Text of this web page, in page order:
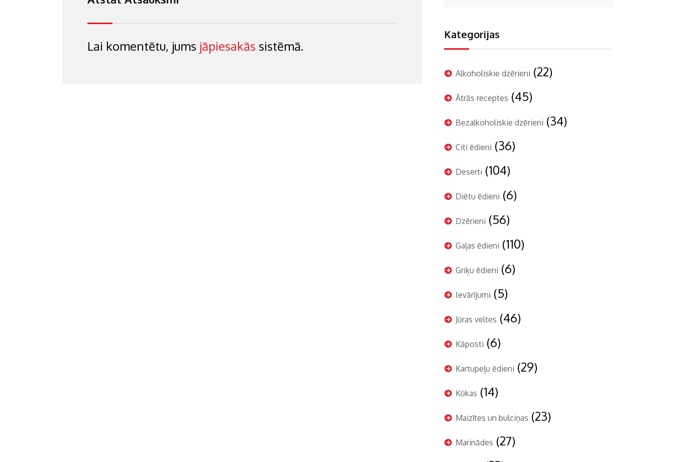
Lai komentētu, jums jāpiesakās sistēmā.
Kategorijas
Alkoholiskie dzērieni (22)
Ātrās receptes (45)
Bezalkoholiskie dzērieni (34)
Citi ēdieni (36)
Deserti (104)
Diētu ēdieni (6)
Dzērieni (56)
Gaļas ēdieni (110)
Griķu ēdieni (6)
Ievārījumi (5)
Jūras veltes (46)
Kāposti (6)
Kartupeļu ēdieni (29)
Kūkas (14)
Maizītes un bulciņas (23)
Marinādes (27)